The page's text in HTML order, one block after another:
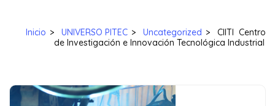
Inicio > UNIVERSO PITEC > Uncategorized >
CIITI Centro
de Investigación e Innovación Tecnológica Industrial